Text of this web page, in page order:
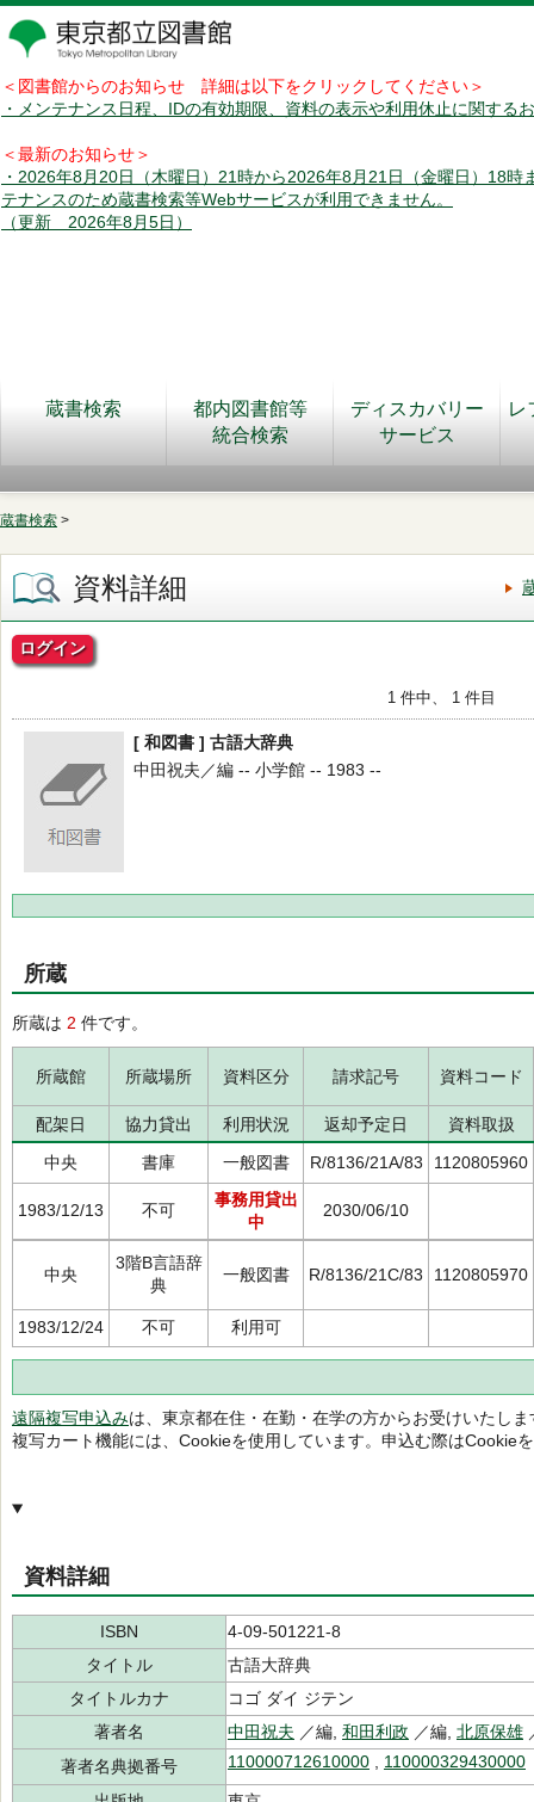
＜図書館からのお知らせ 詳細は以下をクリックしてください＞
・メンテナンス日程、IDの有効期限、資料の表示や利用休止に関する
＜最新のお知らせ＞
・2026年8月20日（木曜日）21時から2026年8月21日（金曜日）18時
テナンスのため蔵書検索等Webサービスが利用できません。
（更新 2026年8月5日）
蔵書検索
都内図書館等
統合検索
ディスカバリー
サービス
レ
蔵書検索 >
資料詳細
ログイン
1 件中、 1 件目
[ 和図書 ] 古語大辞典
中田祝夫／編 -- 小学館 -- 1983 --
所蔵
所蔵は 2 件です。
所蔵館 所蔵場所 資料区分 請求記号 資料コード
配架日 協力貸出 利用状況 返却予定日
資料取扱
中央
書庫 一般図書 R/8136/21A/83 1120805960
1983/12/13 不可
事務用貸出
中
2030/06/10
中央
3階B言語辞
典
一般図書 R/8136/21C/83 1120805970
1983/12/24 不可 利用可
遠隔複写申込みは、東京都在住・在勤・在学の方からお受けいたしま
複写カート機能には、Cookieを使用しています。申込む際はCookie
資料詳細
ISBN
4-09-501221-8
タイトル
古語大辞典
タイトルカナ
コゴ ダイ ジテン
著者名
中田祝夫 ／編, 和田利政 ／編, 北原保雄
著者名典拠番号
110000712610000 110000329430000